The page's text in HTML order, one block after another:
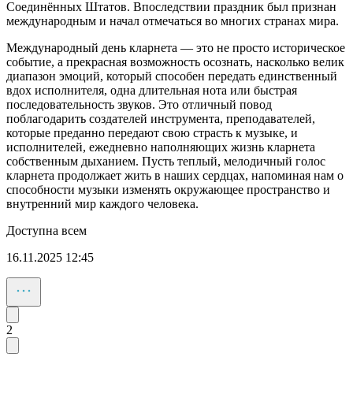
Соединённых Штатов. Впоследствии праздник был признан
международным и начал отмечаться во многих странах мира.
Международный день кларнета — это не просто историческое
событие, а прекрасная возможность осознать, насколько велик
диапазон эмоций, который способен передать единственный
вдох исполнителя, одна длительная нота или быстрая
последовательность звуков. Это отличный повод
поблагодарить создателей инструмента, преподавателей,
которые преданно передают свою страсть к музыке, и
исполнителей, ежедневно наполняющих жизнь кларнета
собственным дыханием. Пусть теплый, мелодичный голос
кларнета продолжает жить в наших сердцах, напоминая нам о
способности музыки изменять окружающее пространство и
внутренний мир каждого человека.
Доступна всем
16.11.2025 12:45
2